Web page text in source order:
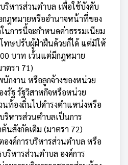
หารส่วนตำบล เพื่อใช้บังคับ
กฎหมายหรืออำนาจหน้าที่ของ
นการนี้จะกำหนดค่าธรรมเนียม
ทษปรับผู้ฝ่าฝืนด้วยก็ได้ แต่มิให้
บาท เว้นแต่มีกฎหมาย
ตรา 71)
กงาน หรือลูกจ้างของหน่วย
รัฐ รัฐวิสาหกิจหรือหน่วย
นท้องถิ่นไปดำรงตำแหน่งหรือ
ริหารส่วนตำบลเป็นการ
นสังกัดเดิม (มาตรา 72)
องค์การบริหารส่วนตำบล หรือ
ริหารส่วนตำบล องค์การ